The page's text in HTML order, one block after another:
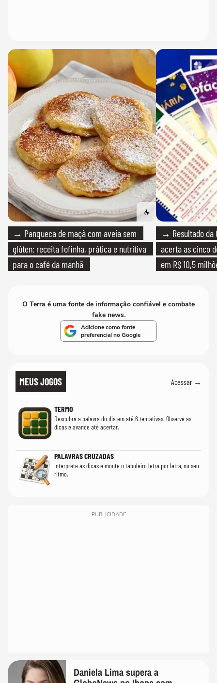
→ Panqueca de maçã com aveia sem
glúten: receita fofinha, prática e nutritiva
para o café da manhã
→ Resultado da
acerta as cinco
em R$ 10,5
O Terra é uma fonte de informação confiável e combate
fake news.
Adicione como fonte
preferencial no Google
MEUS JOGOS Acessar →
TERMO
Descubra a palavra do dia em até 6 tentativas. Observe as
dicas e avance até acertar.
PALAVRAS CRUZADAS
Interprete as dicas e monte o tabuleiro letra por letra, no seu
ritmo.
PUBLICIDADE
Daniela Lima supera a